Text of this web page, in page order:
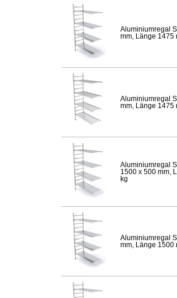
Aluminiumregal
mm, Länge 1475
Aluminiumregal
mm, Länge 1475
Aluminiumregal
1500 x 500 mm,
kg
Aluminiumregal
mm, Länge 1500